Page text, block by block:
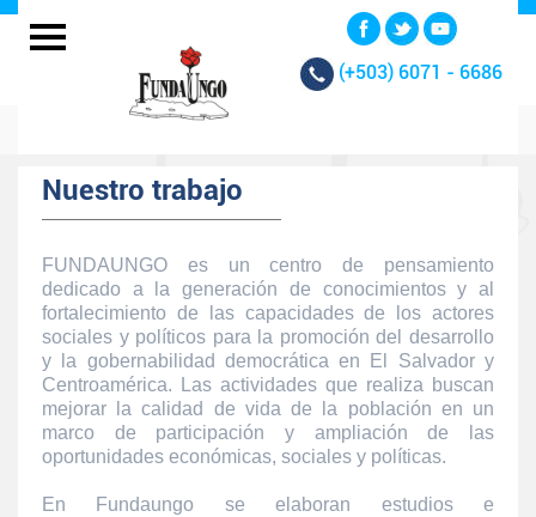
(+503) 6071 - 6686
Nuestro trabajo
FUNDAUNGO es un centro de pensamiento
dedicado a la generación de conocimientos y al
fortalecimiento de las capacidades de los actores
sociales y políticos para la promoción del desarrollo
y la gobernabilidad democrática en El Salvador y
Centroamérica. Las actividades que realiza buscan
mejorar la calidad de vida de la población en un
marco de participación y ampliación de las
oportunidades económicas, sociales y políticas.
En Fundaungo se elaboran estudios e